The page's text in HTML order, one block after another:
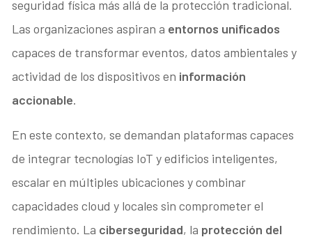
seguridad física más allá de la protección tradicional.
Las organizaciones aspiran a entornos unificados
capaces de transformar eventos, datos ambientales y
actividad de los dispositivos en información
accionable.
En este contexto, se demandan plataformas capaces
de integrar tecnologías IoT y edificios inteligentes,
escalar en múltiples ubicaciones y combinar
capacidades cloud y locales sin comprometer el
rendimiento. La ciberseguridad, la protección del